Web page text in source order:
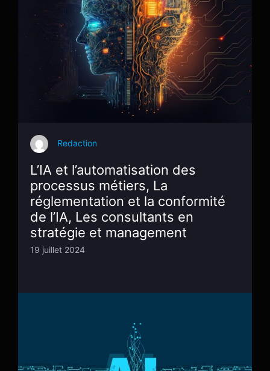
Redaction
L’IA et l’automatisation des
processus métiers, La
réglementation et la conformité
de l’IA, Les consultants en
stratégie et management
19 juillet 2024